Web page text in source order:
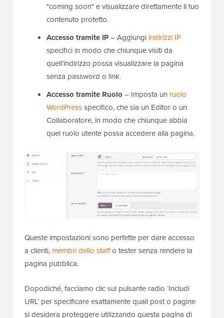
"coming soon" e visualizzare direttamente il tuo
contenuto protetto.
Accesso tramite IP– Aggiungi indirizzi IP
specifici in modo che chiunque visiti da
quell'indirizzo possa visualizzare la pagina
senza password o link.
Accesso tramite Ruolo – Imposta un ruolo
WordPressspecifico, che sia un Editor o un
Collaboratore, in modo che chiunque abbia
quel ruolo utente possa accedere alla pagina.
Queste impostazioni sono perfette per dare accesso
a clienti, membri dello staffo tester senza rendere la
pagina pubblica.
Dopodiché, facciamo clic sul pulsante radio ‘Includi
URL’ per specificare esattamente quali post o pagine
si desidera proteggere utilizzando questa pagina di